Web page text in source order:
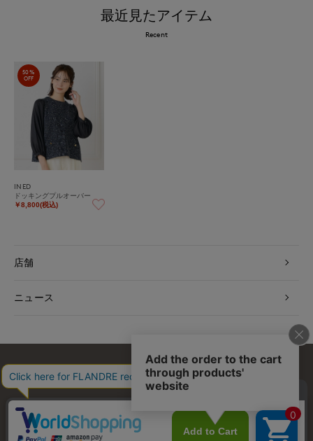
最近見たアイテム
Recent
50%
OFF
INED
ドッキングプルオーバー
￥8,800(税込)
店舗
ニュース
お問い合わせ 利用規約 会社概要 プライバシーポリシー
特定商取引・古物営業法に基づく表示 店舗リスト